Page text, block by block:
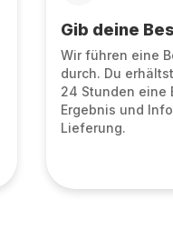
Gib deine
Wir führen eine
durch. Du
24 Stunden eine
Ergebnis und
Lieferung.